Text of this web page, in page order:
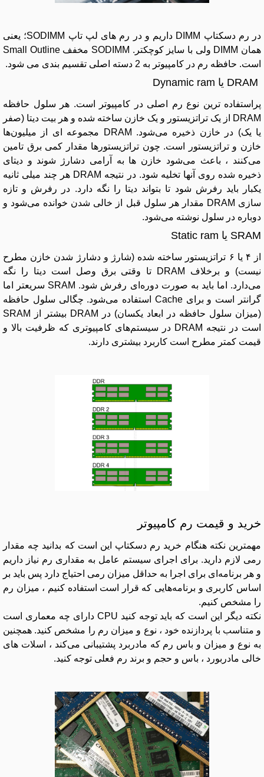
در رم دسکتاپ DIMM داریم و در رم های لپ تاپ SODIMM؛ یعنی
همان DIMM ولی با سایز کوچکتر. SODIMM مخفف Small Outline
است. حافظه رم در کامپیوتر به 2 دسته اصلی تقسیم بندی می شود.
پراستفاده‌ ترین نوع رم اصلی در کامپیوتر است. هر سلول حافظه
DRAM از یک تراتزیستور و یک خازن ساخته شده و هر بیت دیتا (صفر
یا یک) در خازن ذخیره می‌شود. DRAM مجموعه‌ ای از میلیون‌ها
خازن و تراتزیستور است. چون تراتزیستورها مقدار کمی برق تامین
می‌کنند ، باعث می‌شود خازن ها به آرامی دشارژ شوند و دیتای
ذخیره شده روی آنها تخلیه شود. در نتیجه DRAM هر چند میلی ثانیه
یکبار باید رفرش شود تا بتواند دیتا را نگه دارد. در رفرش و تازه
سازی DRAM مقدار هر سلول قبل از خالی شدن خوانده می‌شود و
دوباره در سلول نوشته می‌شود.
SRAM یا Static ram
از ۴ یا ۶ تراتزیستور ساخته شده (شارژ و دشارژ شدن خازن مطرح
نیست) و برخلاف DRAM تا وقتی برق وصل است دیتا را نگه
می‌دارد. اما باید به صورت دوره‌ای رفرش شود. SRAM سریعتر اما
گرانتر است و برای Cache استفاده می‌شود. چگالی سلول حافظه
(میزان سلول حافظه در ابعاد یکسان) در DRAM بیشتر از SRAM
است در نتیجه DRAM در سیستم‌های کامپیوتری که ظرفیت بالا و
قیمت کمتر مطرح است کاربرد بیشتری دارند.
خرید و قیمت رم کامپیوتر
مهمترین نکته هنگام خرید رم دسکتاپ این است که بدانید چه مقدار
رمی لازم دارید. برای اجرای سیستم عامل به مقداری رم نیاز داریم
و هر برنامه‌ای برای اجرا به حداقل میزان رمی احتیاج دارد پس باید بر
اساس کاربری و برنامه‌هایی که قرار است استفاده کنیم ، میزان رم
را مشخص کنیم.
نکته دیگر این است که باید توجه کنید CPU دارای چه معماری است
و متناسب با پردازنده خود ، نوع و میزان رم را مشخص کنید. همچنین
به نوع و میزان و باس رم که مادربرد پشتیبانی می‌کند ، اسلات های
خالی مادربورد ، باس و حجم و برند رم فعلی توجه کنید.